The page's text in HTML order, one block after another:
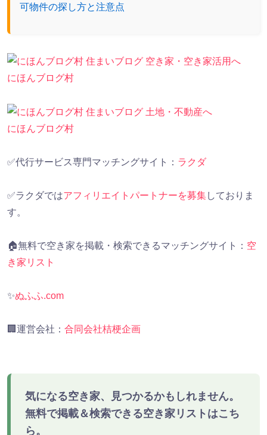
可物件の探し方と注意点
にほんブログ村
にほんブログ村
✅代行サービス専門マッチングサイト： ラクダ
✅ラクダではアフィリエイトパートナーを募集しておりま
す。
🏠無料で空き家を掲載・検索できるマッチングサイト： 空
き家リスト
✨ぬふふ.com
🏢運営会社： 合同会社桔梗企画
気になる空き家、見つかるかもしれません。
無料で掲載＆検索できる空き家リストはこち
ら。